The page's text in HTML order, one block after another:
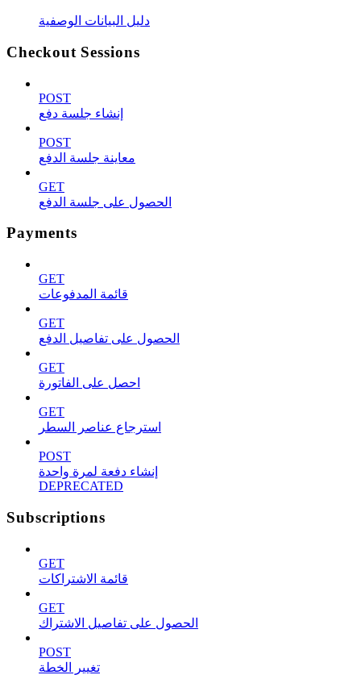
دليل البيانات الوصفية
Checkout Sessions
POST
إنشاء جلسة دفع
POST
معاينة جلسة الدفع
GET
الحصول على جلسة الدفع
Payments
GET
قائمة المدفوعات
GET
الحصول على تفاصيل الدفع
GET
احصل على الفاتورة
GET
استرجاع عناصر السطر
POST
إنشاء دفعة لمرة واحدة
DEPRECATED
Subscriptions
GET
قائمة الاشتراكات
GET
الحصول على تفاصيل الاشتراك
POST
تغيير الخطة